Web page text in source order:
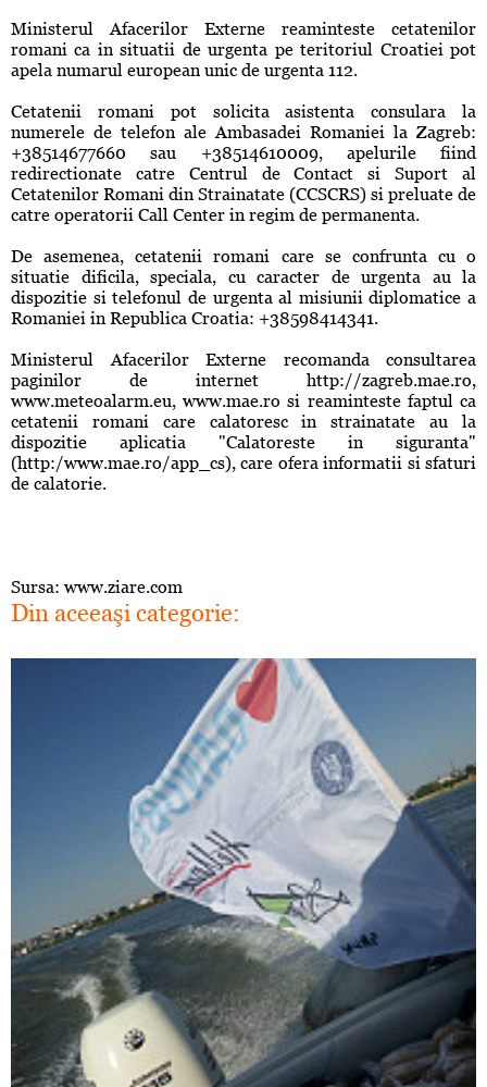
Ministerul Afacerilor Externe reaminteste cetatenilor
romani ca in situatii de urgenta pe teritoriul Croatiei pot
apela numarul european unic de urgenta 112.
Cetatenii romani pot solicita asistenta consulara la
numerele de telefon ale Ambasadei Romaniei la Zagreb:
+38514677660 sau +38514610009, apelurile fiind
redirectionate catre Centrul de Contact si Suport al
Cetatenilor Romani din Strainatate (CCSCRS) si preluate de
catre operatorii Call Center in regim de permanenta.
De asemenea, cetatenii romani care se confrunta cu o
situatie dificila, speciala, cu caracter de urgenta au la
dispozitie si telefonul de urgenta al misiunii diplomatice a
Romaniei in Republica Croatia: +38598414341.
Ministerul Afacerilor Externe recomanda consultarea
paginilor de internet http://zagreb.mae.ro,
www.meteoalarm.eu, www.mae.ro si reaminteste faptul ca
cetatenii romani care calatoresc in strainatate au la
dispozitie aplicatia "Calatoreste in siguranta"
(http:/www.mae.ro/app_cs), care ofera informatii si sfaturi
de calatorie.
Sursa: www.ziare.com
Din aceeaşi categorie: